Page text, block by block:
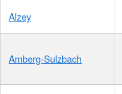
Alzey
Amberg-Sulzbach